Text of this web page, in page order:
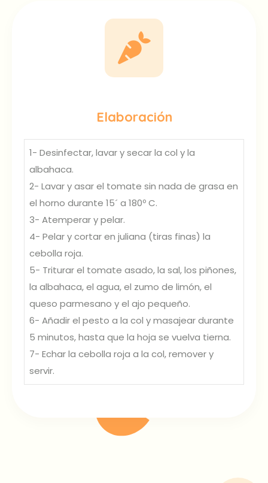
Elaboración
1- Desinfectar, lavar y secar la col y la
albahaca.
2- Lavar y asar el tomate sin nada de grasa en
el horno durante 15´ a 180º C.
3- Atemperar y pelar.
4- Pelar y cortar en juliana (tiras finas) la
cebolla roja.
5- Triturar el tomate asado, la sal, los piñones,
la albahaca, el agua, el zumo de limón, el
queso parmesano y el ajo pequeño.
6- Añadir el pesto a la col y masajear durante
5 minutos, hasta que la hoja se vuelva tierna.
7- Echar la cebolla roja a la col, remover y
servir.